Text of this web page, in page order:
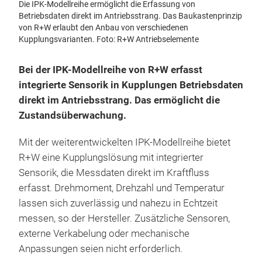
Die IPK-Modellreihe ermöglicht die Erfassung von
Betriebsdaten direkt im Antriebsstrang. Das Baukastenprinzip
von R+W erlaubt den Anbau von verschiedenen
Kupplungsvarianten. Foto: R+W Antriebselemente
Bei der IPK-Modellreihe von R+W erfasst
integrierte Sensorik in Kupplungen Betriebsdaten
direkt im Antriebsstrang. Das ermöglicht die
Zustandsüberwachung.
Mit der weiterentwickelten IPK-Modellreihe bietet
R+W eine Kupplungslösung mit integrierter
Sensorik, die Messdaten direkt im Kraftfluss
erfasst. Drehmoment, Drehzahl und Temperatur
lassen sich zuverlässig und nahezu in Echtzeit
messen, so der Hersteller. Zusätzliche Sensoren,
externe Verkabelung oder mechanische
Anpassungen seien nicht erforderlich.